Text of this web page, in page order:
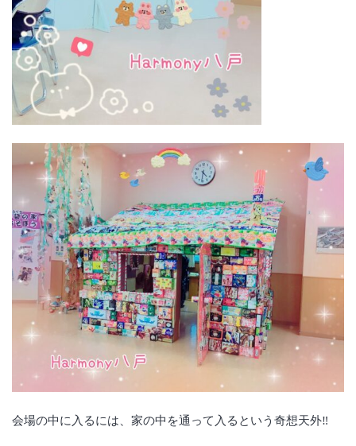
会場の中に入るには、家の中を通って入るという奇想天外‼